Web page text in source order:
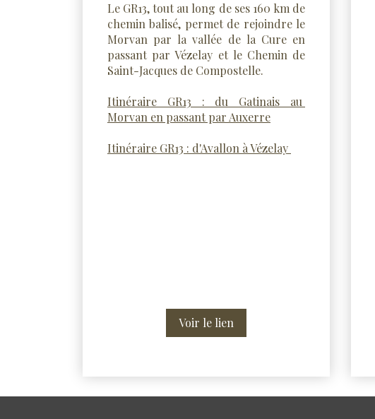
Le GR13, tout au long de ses 160 km de
chemin balisé, permet de rejoindre le
Morvan par la vallée de la Cure en
passant par Vézelay et le Chemin de
Saint-Jacques de Compostelle.
Itinéraire GR13 : du Gatinais au
Morvan en passant par Auxerre
Itinéraire GR13 : d'Avallon à Vézelay
Voir le lien